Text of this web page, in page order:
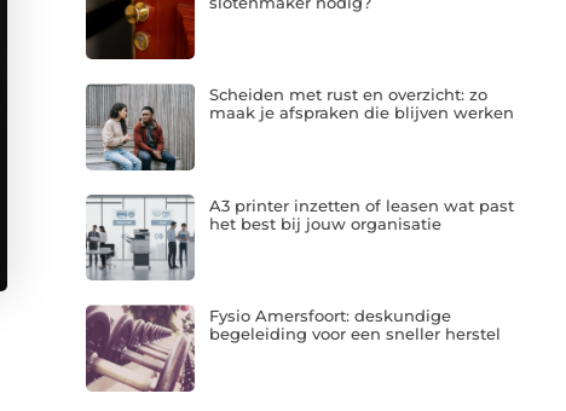
Scheiden met rust en overzicht: zo
maak je afspraken die blijven werken
A3 printer inzetten of leasen wat past
het best bij jouw organisatie
Fysio Amersfoort: deskundige
begeleiding voor een sneller herstel